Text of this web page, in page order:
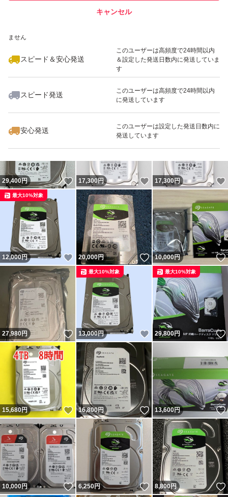
ません
スピード＆安心発送
このユーザーは高頻度で24時間以内
＆設定した発送日数内に発送していま
す
スピード発送
このユーザーは高頻度で24時間以内
に発送しています
安心発送
このユーザーは設定した発送日数内に
発送しています
キャンセル
いいね！
17,300
29,400円 いいね！
17,300円 いいね！
17,300円
12,000円 いいね！
最大10%対象
20,000円 いいね！
10,000円
27,980円 いいね！
13,000円 いいね！
最大10%対象
29,800円
最大10%対象
15,680円 いいね！
16,800円 いいね！
13,600円
10,000円 いいね！
6,250円 いいね！
8,800円